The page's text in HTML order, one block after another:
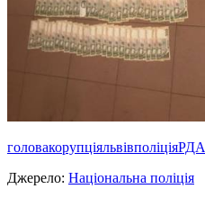
головакорупціяльвівполіціяРДА
Джерело: Національна поліція